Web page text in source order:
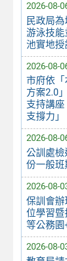
2026-08-
民政局
游泳技
池實地授
2026-08-
市府依「
方案2.0
支持講
支撐力」
2026-08-
公訓處檢
份一般班
2026-08-
保訓會
位學習
等公務園
2026-08-